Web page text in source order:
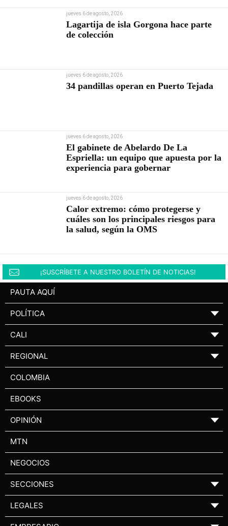
jueves 6 de agosto, 2026
Lagartija de isla Gorgona hace parte
de colección
jueves 6 de agosto, 2026
34 pandillas operan en Puerto Tejada
jueves 6 de agosto, 2026
El gabinete de Abelardo De La
Espriella: un equipo que apuesta por la
experiencia para gobernar
jueves 6 de agosto, 2026
Calor extremo: cómo protegerse y
cuáles son los principales riesgos para
la salud, según la OMS
¡SUSCRÍBETE A NUESTRO BOLETÍN DE NOTICIAS!
PAUTA AQUÍ
POLÍTICA ▼
CALI ▼
REGIONAL ▼
COLOMBIA
EBOOKS
OPINIÓN ▼
MTN
NEGOCIOS
SECCIONES ▼
LEGALES ▼